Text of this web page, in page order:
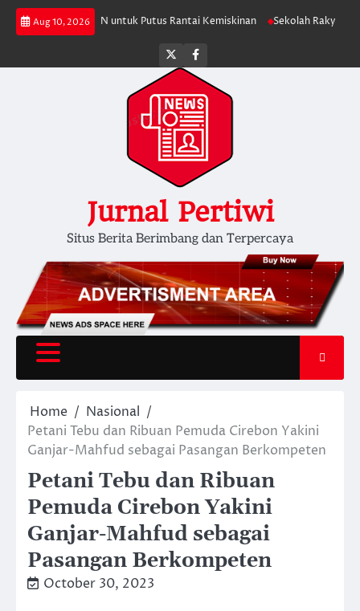
Skip
Aug 10, 2026
APBN untuk Putus Rantai Kemiskinan Sekolah Rakyat, Upaya
Twitterfacebook
Jurnal Pertiwi
Situs Berita Berimbang dan Terpercaya
Home
Nasional
Petani Tebu dan Ribuan Pemuda Cirebon Yakini
Ganjar-Mahfud sebagai Pasangan Berkompeten
Petani Tebu dan Ribuan
Pemuda Cirebon Yakini
Ganjar-Mahfud sebagai
Pasangan Berkompeten
October 30, 2023